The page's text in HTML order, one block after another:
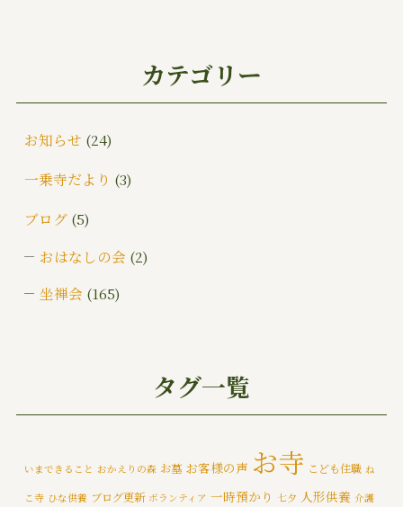
カテゴリー
お知らせ (24)
一乗寺だより (3)
ブログ(5)
おはなしの会 (2)
坐禅会 (165)
メディア情報
(5)
タグ一覧
いまできること おかえりの森 お墓 お客様の声 お寺 こども住職 ね
こ寺 ひな供養 ブログ更新 ボランティア 一時預かり 七夕 人形供養 介護